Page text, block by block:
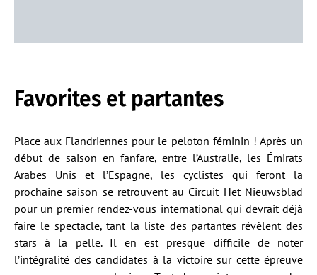
Favorites et partantes
Place aux Flandriennes pour le peloton féminin ! Après un
début de saison en fanfare, entre l’Australie, les Émirats
Arabes Unis et l’Espagne, les cyclistes qui feront la
prochaine saison se retrouvent au Circuit Het Nieuwsblad
pour un premier rendez-vous international qui devrait déjà
faire le spectacle, tant la liste des partantes révèlent des
stars à la pelle. Il en est presque difficile de noter
l’intégralité des candidates à la victoire sur cette épreuve